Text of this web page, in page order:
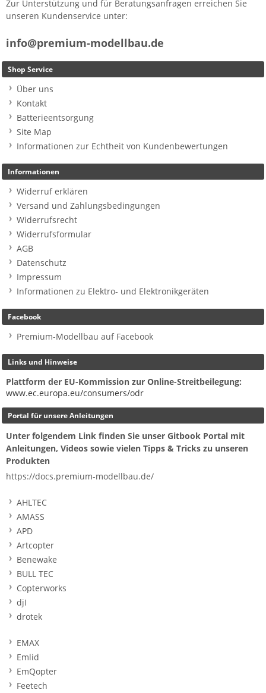
Zur Unterstützung und für Beratungsanfragen erreichen Sie
unseren Kundenservice unter:
info@premium-modellbau.de
Shop Service
Über uns
Kontakt
Batterieentsorgung
Site Map
Informationen zur Echtheit von Kundenbewertungen
Informationen
Widerruf erklären
Versand und Zahlungsbedingungen
Widerrufsrecht
Widerrufsformular
AGB
Datenschutz
Impressum
Informationen zu Elektro- und Elektronikgeräten
Facebook
Premium-Modellbau auf Facebook
Links und Hinweise
Plattform der EU-Kommission zur Online-Streitbeilegung:
www.ec.europa.eu/consumers/odr
Portal für unsere Anleitungen
Unter folgendem Link finden Sie unser Gitbook Portal mit
Anleitungen, Videos sowie vielen Tipps & Tricks zu unseren
Produkten
https://docs.premium-modellbau.de/
AHLTEC
AMASS
APD
Artcopter
Benewake
BULL TEC
Copterworks
djI
drotek
EMAX
Emlid
EmQopter
Feetech